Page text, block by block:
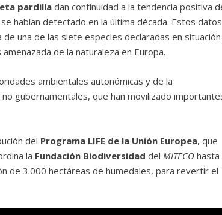
pardilla dan continuidad a la tendencia positiva
habían detectado en la última década. Estos datos
una de las siete especies declaradas en situación
de la naturaleza en Europa.
ambientales autonómicas y de la
gubernamentales, que han movilizado
del Programa LIFE de la Unión Europea, que
la Fundación Biodiversidad delMITECO hasta
de 3.000 hectáreas de humedales, para revertir el